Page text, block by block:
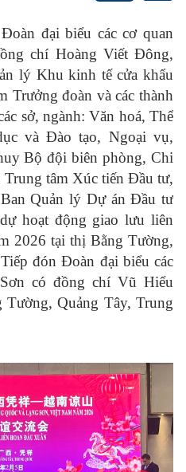
đại biểu các cơ quan
chí Hoàng Viết Đông,
lý Khu kinh tế cửa khẩu
Trưởng đoàn và các thành
sở, ngành: Văn hoá, Thể
và Đào tạo, Ngoại vụ,
Bộ đội biên phòng, Chi
tâm Xúc tiến Đầu tư,
Quản lý Dự án Đầu tư
hoạt động giao lưu liên
2026 tại thị Bằng Tường,
đón Đoàn đại biểu các
có đồng chí Vũ Hiểu
Quảng Tây, Trung